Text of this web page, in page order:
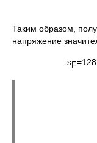
Таким образом,
напряжение
sF